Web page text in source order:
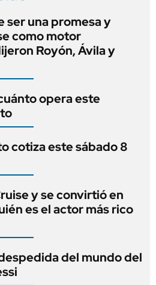
ser una promesa y
como motor
Royón, Ávila y
opera este
cotiza este sábado 8
y se convirtió en
es el actor más rico
del mundo del